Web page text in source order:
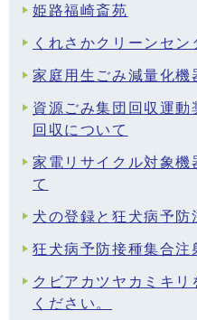
姫路福崎斎苑
くれさかクリーンセ
家庭用生ごみ減量化機
資源ごみ集団回収運
回収について
家電リサイクル対象機
て
犬の登録と狂犬病予防
狂犬病予防接種集合注
クビアカツヤカミキ
ください。